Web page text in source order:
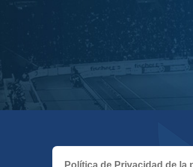
Política de Privacidad de la